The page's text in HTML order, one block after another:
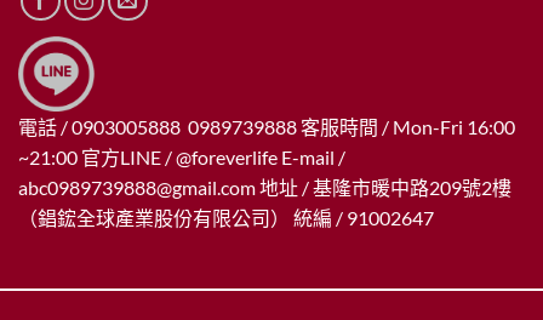
電話 / 0903005888 0989739888 客服時間 / Mon-Fri 16:00
~21:00 官方LINE / @foreverlife E-mail /
abc0989739888@gmail.com地址 / 基隆市暖中路209號2樓
（錩鋐全球產業股份有限公司） 統編 / 91002647